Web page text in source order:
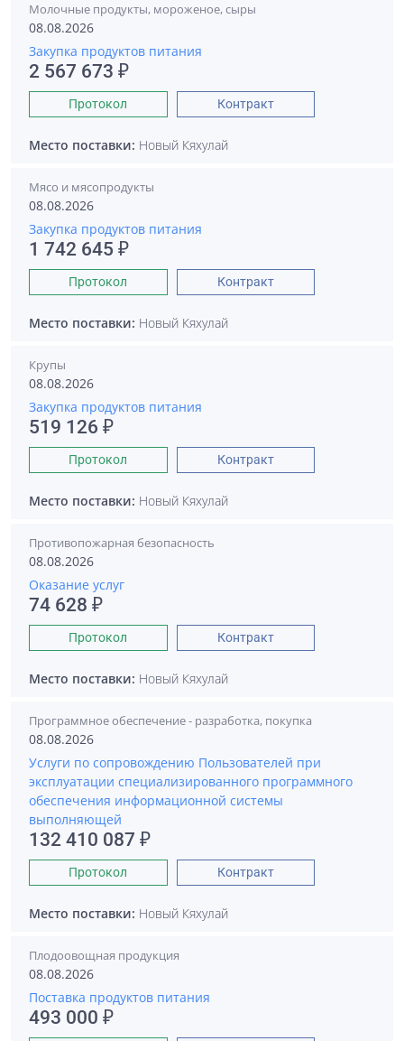
Молочные продукты, мороженое, сыры
08.08.2026
Закупка продуктов питания
2 567 673 ₽
Протокол Контракт
Место поставки: Новый Кяхулай
Мясо и мясопродукты
08.08.2026
Закупка продуктов питания
1 742 645 ₽
Протокол Контракт
Место поставки: Новый Кяхулай
Крупы
08.08.2026
Закупка продуктов питания
519 126 ₽
Протокол Контракт
Место поставки: Новый Кяхулай
Противопожарная безопасность
08.08.2026
Оказание услуг
74 628 ₽
Протокол Контракт
Место поставки: Новый Кяхулай
Программное обеспечение - разработка, покупка
08.08.2026
Услуги по сопровождению Пользователей при
эксплуатации специализированного программного
обеспечения информационной системы
выполняющей
132 410 087 ₽
Протокол Контракт
Место поставки: Новый Кяхулай
Плодоовощная продукция
08.08.2026
Поставка продуктов питания
493 000 ₽